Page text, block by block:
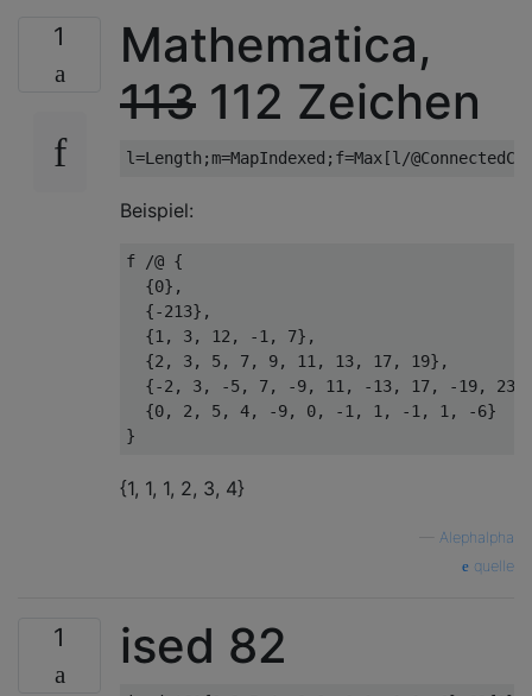
1
Mathematica,
113 112 Zeichen
Beispiel:
f /@ {
  {0},
  {-213},
  {1, 3, 12, -1, 7},
  {2, 3, 5, 7, 9, 11, 13, 17, 19},
{-2, 3, -5, 7, -9, 11, -13, 17, -19, 23,
  {0, 2, 5, 4, -9, 0, -1, 1, -1, 1, -6}
{1, 1, 1, 2, 3, 4}
Alephalpha
quelle
1 ised 82